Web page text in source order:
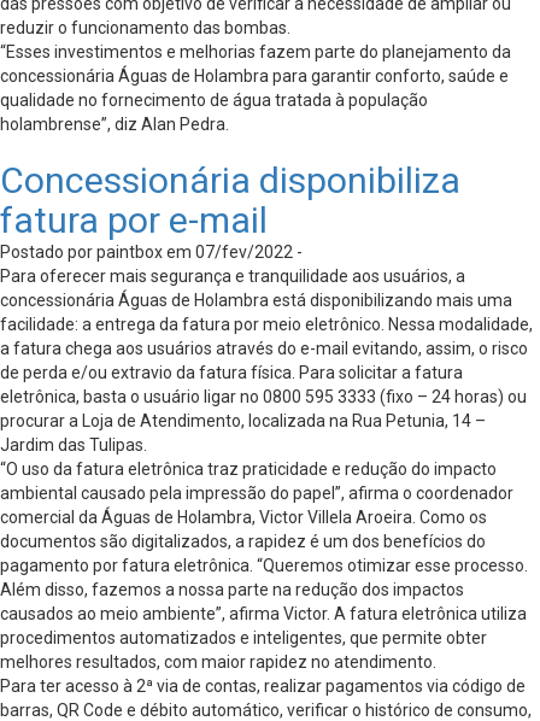
reduzir o funcionamento das bombas.
“Esses investimentos e melhorias fazem parte do planejamento da
concessionária Águas de Holambra para garantir conforto, saúde e
qualidade no fornecimento de água tratada à população
holambrense”, diz Alan Pedra.
Concessionária disponibiliza
fatura por e-mail
Postado por paintbox em 07/fev/2022 -
Para oferecer mais segurança e tranquilidade aos usuários, a
concessionária Águas de Holambra está disponibilizando mais uma
facilidade: a entrega da fatura por meio eletrônico. Nessa modalidade,
a fatura chega aos usuários através do e-mail evitando, assim, o risco
de perda e/ou extravio da fatura física. Para solicitar a fatura
eletrônica, basta o usuário ligar no 0800 595 3333 (fixo – 24 horas) ou
procurar a Loja de Atendimento, localizada na Rua Petunia, 14 –
Jardim das Tulipas.
“O uso da fatura eletrônica traz praticidade e redução do impacto
ambiental causado pela impressão do papel”, afirma o coordenador
comercial da Águas de Holambra, Victor Villela Aroeira. Como os
documentos são digitalizados, a rapidez é um dos benefícios do
pagamento por fatura eletrônica. “Queremos otimizar esse processo.
Além disso, fazemos a nossa parte na redução dos impactos
causados ao meio ambiente”, afirma Victor. A fatura eletrônica utiliza
procedimentos automatizados e inteligentes, que permite obter
melhores resultados, com maior rapidez no atendimento.
Para ter acesso à 2ª via de contas, realizar pagamentos via código de
barras, QR Code e débito automático, verificar o histórico de consumo,